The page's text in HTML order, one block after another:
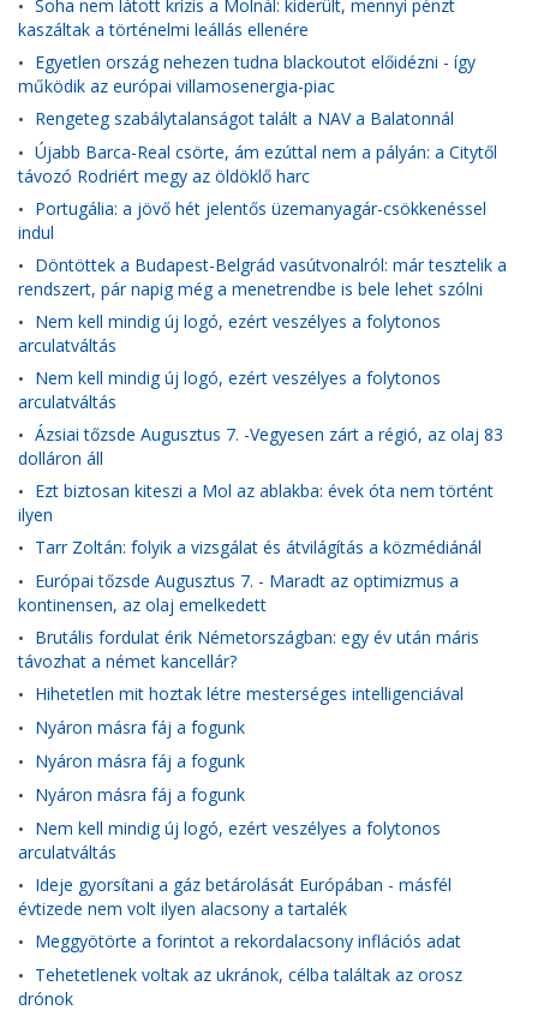
• Soha nem látott krízis a Molnál: kiderült, mennyi pénzt
kaszáltak a történelmi leállás ellenére
• Egyetlen ország nehezen tudna blackoutot előidézni - így
működik az európai villamosenergia-piac
• Rengeteg szabálytalanságot talált a NAV a Balatonnál
• Újabb Barca-Real csörte, ám ezúttal nem a pályán: a Citytől
távozó Rodriért megy az öldöklő harc
• Portugália: a jövő hét jelentős üzemanyagár-csökkenéssel
indul
• Döntöttek a Budapest-Belgrád vasútvonalról: már tesztelik a
rendszert, pár napig még a menetrendbe is bele lehet szólni
• Nem kell mindig új logó, ezért veszélyes a folytonos
arculatváltás
• Nem kell mindig új logó, ezért veszélyes a folytonos
arculatváltás
• Ázsiai tőzsde Augusztus 7. -Vegyesen zárt a régió, az olaj 83
dolláron áll
• Ezt biztosan kiteszi a Mol az ablakba: évek óta nem történt
ilyen
• Tarr Zoltán: folyik a vizsgálat és átvilágítás a közmédiánál
• Európai tőzsde Augusztus 7. - Maradt az optimizmus a
kontinensen, az olaj emelkedett
• Brutális fordulat érik Németországban: egy év után máris
távozhat a német kancellár?
• Hihetetlen mit hoztak létre mesterséges intelligenciával
• Nyáron másra fáj a fogunk
• Nyáron másra fáj a fogunk
• Nyáron másra fáj a fogunk
• Nem kell mindig új logó, ezért veszélyes a folytonos
arculatváltás
• Ideje gyorsítani a gáz betárolását Európában - másfél
évtizede nem volt ilyen alacsony a tartalék
• Meggyötörte a forintot a rekordalacsony inflációs adat
• Tehetetlenek voltak az ukránok, célba találtak az orosz
drónok